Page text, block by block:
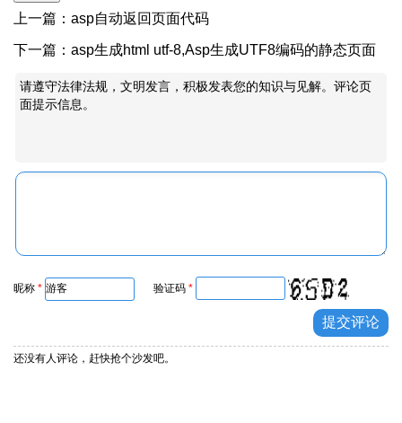
上一篇： asp自动返回页面代码
下一篇： asp生成html utf-8,Asp生成UTF8编码的静态页面
的方法:adodb.stream组件
请遵守法律法规，文明发言，积极发表您的知识与见解。评论页
面提示信息。
昵称 * 验证码 *
还没有人评论，赶快抢个沙发吧。